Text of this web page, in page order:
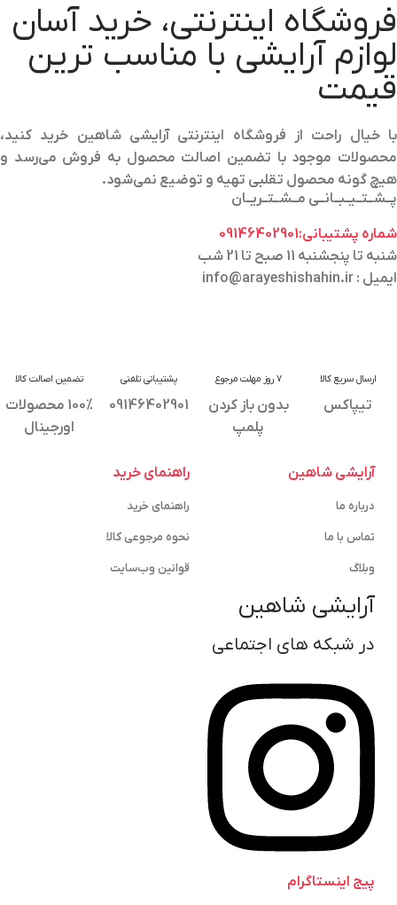
فروشگاه اینترنتی، خرید آسان
لوازم آرایشی با مناسب ترین
قیمت
با خیال راحت از فروشگاه اینترنتی آرایشی شاهین خرید کنید،
محصولات موجود با تضمین اصالت محصول به فروش می‌رسد و
هیچ گونه محصول تقلبی تهیه و توضیع نمی‌شود.
پــشــتــیــبــانــی مــشــتــریــان
شماره پشتیبانی:09146402901
شنبه تا پنجشنبه 11 صبح تا 21 شب
ایمیل : info@arayeshishahin.ir
ارسال سریع کالا
تیپاکس
7 روز مهلت مرجوع
بدون باز کردن
پلمپ
پشتیبانی تلفنی
09146402901
تضمین اصالت کالا
100% محصولات
اورجینال
آرایشی شاهین
درباره ما
تماس با ما
وبلاگ
آرایشی شاهین
در شبکه های اجتماعی
پیج اینستاگرام
راهنمای خرید
راهنمای خرید
نحوه مرجوعی کالا
قوانین وب‌سایت